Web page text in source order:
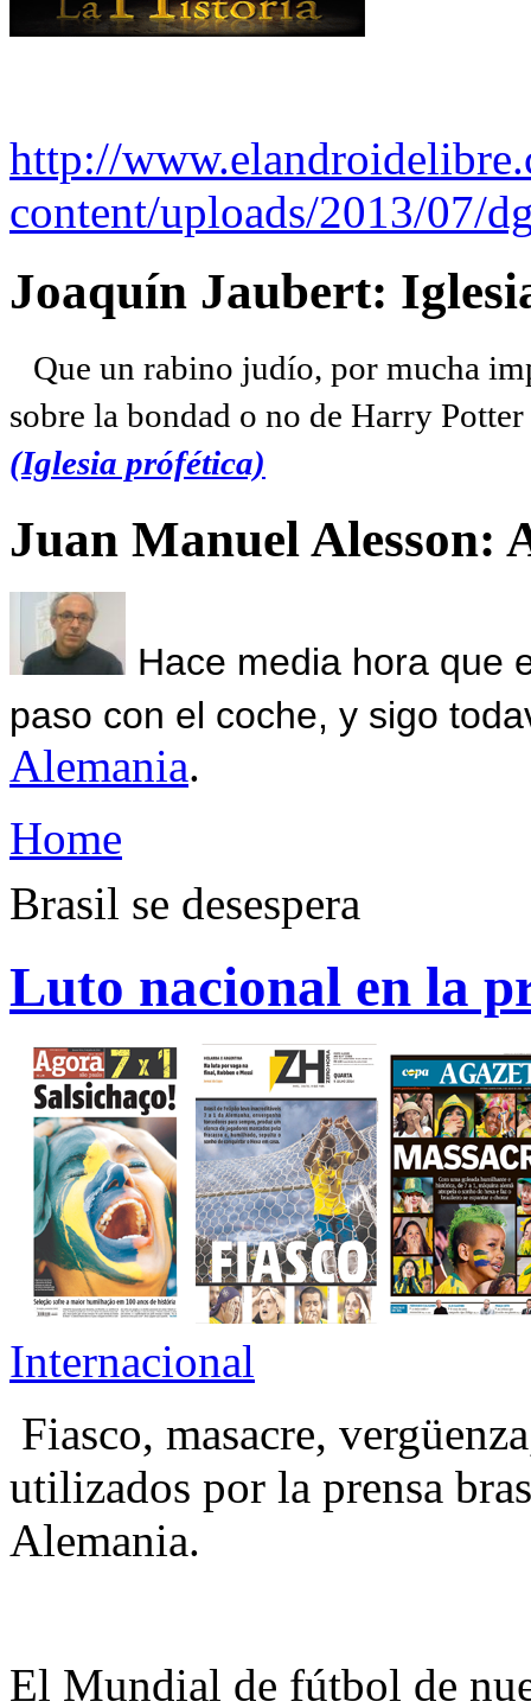
http://
content/uploads/2013/07/
Joaquín Jaubert:
Que un rabino judío, por mucha
sobre la bondad o no de Harry
(Iglesia prófética)
Juan Manuel Alesson:
Hace media hora que
paso con el coche, y sigo
Alemania.
Home
Brasil se desespera
Luto nacional en la
Internacional
Fiasco, masacre,
utilizados por la prensa
Alemania.
El Mundial de fútbol de